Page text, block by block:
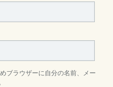
ブラウザーに自分の名前、メー